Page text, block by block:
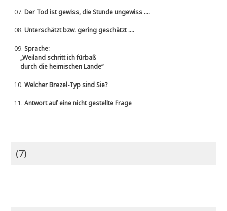
07.Der Tod ist gewiss, die Stunde ungewiss ....
08.Unterschätzt bzw. gering geschätzt ....
09.Sprache:
„Weiland schritt ich fürbaß
durch die heimischen Lande“
10.Welcher Brezel-Typ sind Sie?
11.Antwort auf eine nicht gestellte Frage
(7)